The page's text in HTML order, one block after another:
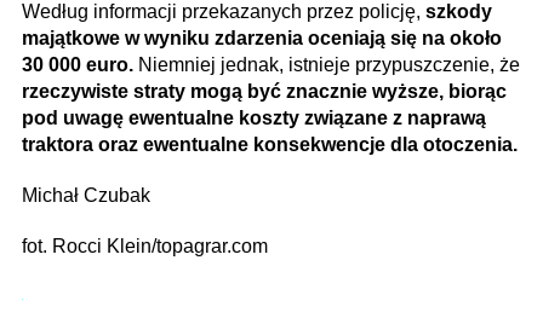
Według informacji przekazanych przez policję, szkody
majątkowe w wyniku zdarzenia oceniają się na około
30 000 euro. Niemniej jednak, istnieje przypuszczenie, że
rzeczywiste straty mogą być znacznie wyższe, biorąc
pod uwagę ewentualne koszty związane z naprawą
traktora oraz ewentualne konsekwencje dla otoczenia.
Michał Czubak
fot. Rocci Klein/topagrar.com